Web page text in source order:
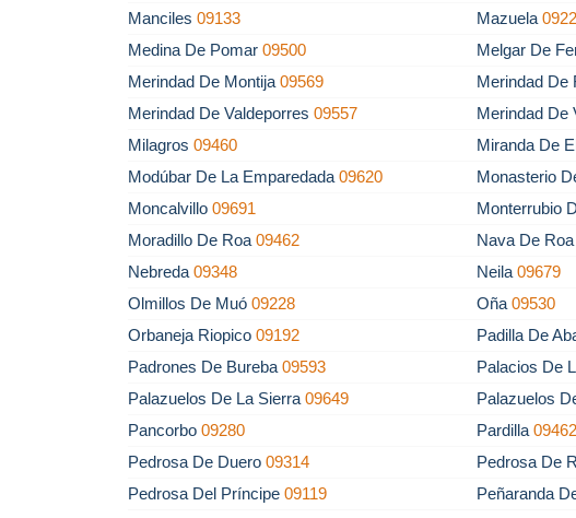
Manciles 09133 Mazuela
Medina De Pomar 09500 Melgar De
Merindad De Montija 09569 Merindad
Merindad De Valdeporres 09557 Merindad De
Milagros 09460 Miranda De
Modúbar De La Emparedada 09620 Monasterio
Moncalvillo 09691 Monterrubio
Moradillo De Roa 09462 Nava De
Nebreda 09348 Neila09679
Olmillos De Muó 09228 Oña09530
Orbaneja Riopico 09192 Padilla De
Padrones De Bureba 09593 Palacios De
Palazuelos De La Sierra 09649 Palazuelos
Pancorbo 09280 Pardilla09462
Pedrosa De Duero 09314 Pedrosa De
Pedrosa Del Príncipe 09119 Peñaranda